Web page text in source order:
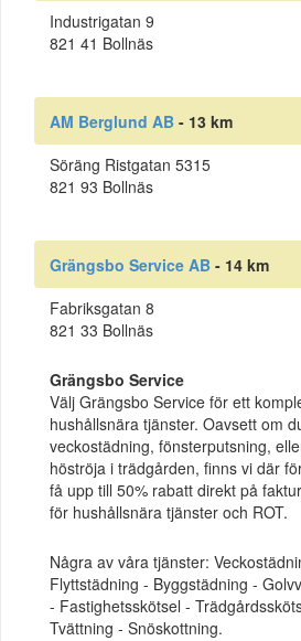
Industrigatan 9
821 41 Bollnäs
AM Berglund AB - 13 km
Söräng Ristgatan 5315
821 93 Bollnäs
Grängsbo Service AB - 14 km
Fabriksgatan 8
821 33 Bollnäs
Grängsbo Service
Välj Grängsbo Service för ett
hushållsnära tjänster. Oavsett om
veckostädning, fönsterputsning,
höströja i trädgården, finns vi där
få upp till 50% rabatt direkt på
för hushållsnära tjänster och ROT.
Några av våra tjänster:
Flyttstädning - Byggstädning -
- Fastighetsskötsel -
Tvättning - Snöskottning.